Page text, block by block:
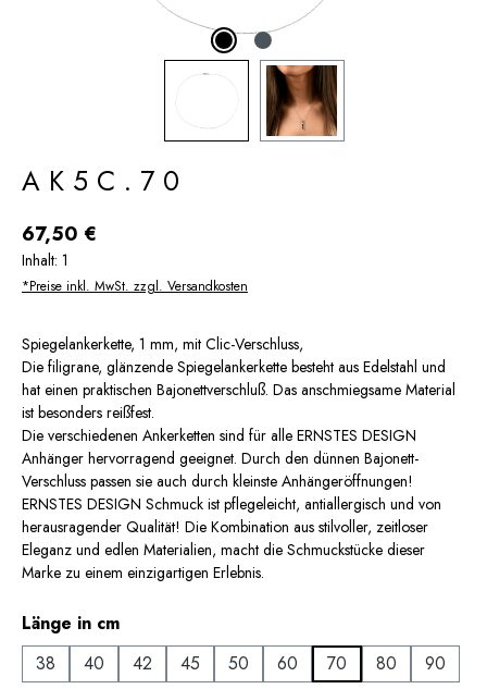
AK5C.70
Regulärer Preis:
67,50 €
Inhalt: 1
*Preise inkl. MwSt. zzgl. Versandkosten
Spiegelankerkette, 1 mm, mit Clic-Verschluss,
Die filigrane, glänzende Spiegelankerkette besteht aus Edelstahl und
hat einen praktischen Bajonettverschluß. Das anschmiegsame Material
ist besonders reißfest.
Die verschiedenen Ankerketten sind für alle ERNSTES DESIGN
Anhänger hervorragend geeignet. Durch den dünnen Bajonett-
Verschluss passen sie auch durch kleinste Anhängeröffnungen!
ERNSTES DESIGN Schmuck ist pflegeleicht, antiallergisch und von
herausragender Qualität! Die Kombination aus stilvoller, zeitloser
Eleganz und edlen Materialien, macht die Schmuckstücke dieser
Marke zu einem einzigartigen Erlebnis.
Länge in cmauswählen
38
40 42 45 50 60 70 80 90